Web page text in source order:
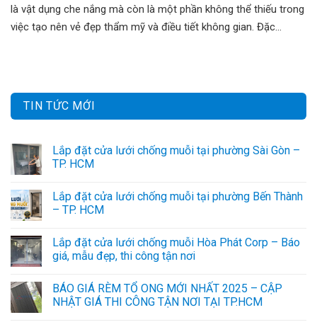
là vật dụng che nắng mà còn là một phần không thể thiếu trong
việc tạo nên vẻ đẹp thẩm mỹ và điều tiết không gian. Đặc...
TIN TỨC MỚI
Lắp đặt cửa lưới chống muỗi tại phường Sài Gòn –
TP. HCM
Lắp đặt cửa lưới chống muỗi tại phường Bến Thành
– TP. HCM
Lắp đặt cửa lưới chống muỗi Hòa Phát Corp – Báo
giá, mẫu đẹp, thi công tận nơi
BÁO GIÁ RÈM TỔ ONG MỚI NHẤT 2025 – CẬP
NHẬT GIÁ THI CÔNG TẬN NƠI TẠI TP.HCM